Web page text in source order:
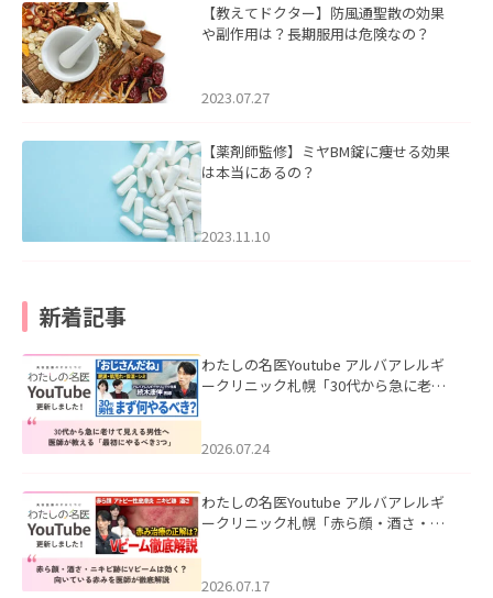
【教えてドクター】防風通聖散の効果
や副作用は？長期服用は危険なの？
2023.07.27
【薬剤師監修】ミヤBM錠に痩せる効果
は本当にあるの？
2023.11.10
新着記事
わたしの名医Youtube アルバアレルギ
ークリニック札幌「30代から急に老け
た。
2026.07.24
わたしの名医Youtube アルバアレルギ
ークリニック札幌「赤ら顔・酒さ・ニ
した。
2026.07.17